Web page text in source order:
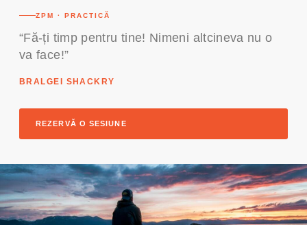
ZPM · PRACTICĂ
“Fă-ți timp pentru tine! Nimeni altcineva nu o
va face!”
BRALGEI SHACKRY
REZERVĂ O SESIUNE